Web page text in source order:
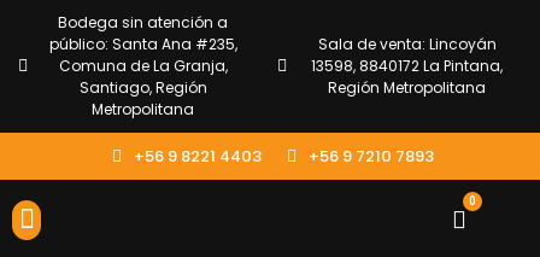
Bodega sin atención a
público: Santa Ana #235,
Comuna de La Granja,
Santiago, Región
Metropolitana
Sala de venta: Lincoyán
13598, 8840172 La Pintana,
Región Metropolitana
+56 9 8221 4403 +56 9 7210 7893
0